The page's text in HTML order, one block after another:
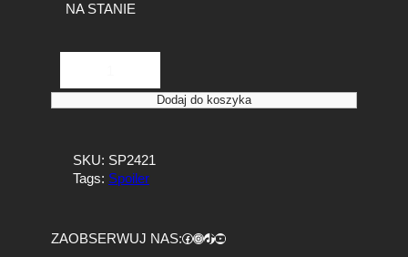
NA STANIE
o
e
Dodaj do koszyka
SKU: SP2421
Tags: Spoiler
ZAOBSERWUJ NAS:Facebook https://www.instagram.com/tuningbaza.pl https://www.tiktok.com/@tuningbaza.pl YouTube